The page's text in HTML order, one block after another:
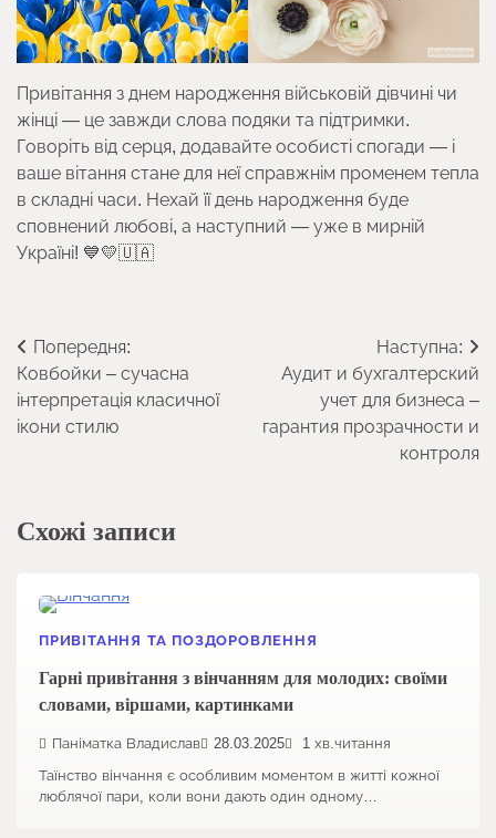
Привітання з днем народження військовій дівчині чи
жінці — це завжди слова подяки та підтримки.
Говоріть від серця, додавайте особисті спогади — і
ваше вітання стане для неї справжнім променем тепла
в складні часи. Нехай її день народження буде
сповнений любові, а наступний — уже в мирній
Україні! 💙💛🇺🇦
Навігація
записів
Попередня:
Ковбойки – сучасна
інтерпретація класичної
ікони стилю
Наступна:
Аудит и бухгалтерский
учет для бизнеса –
гарантия прозрачности и
контроля
Схожі записи
ПРИВІТАННЯ ТА ПОЗДОРОВЛЕННЯ
Гарні привітання з вінчанням для молодих: своїми
словами, віршами, картинками
Паніматка Владислав 28.03.2025 1 хв.читання
Таїнство вінчання є особливим моментом в житті кожної
люблячої пари, коли вони дають один одному…